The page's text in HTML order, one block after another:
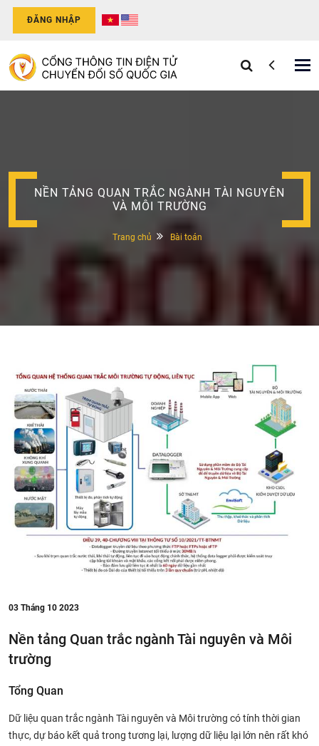
ĐĂNG NHẬP
NỀN TẢNG QUAN TRẮC NGÀNH TÀI NGUYÊN
VÀ MÔI TRƯỜNG
Trang chủ Bài toán
03 Tháng 10 2023
Nền tảng Quan trắc ngành Tài nguyên và Môi
trường
Tổng Quan
Dữ liệu quan trắc ngành Tài nguyên và Môi trường có tính thời gian
thực, dự báo kết quả trong tương lại, lượng dữ liệu lại lớn nên rất khó